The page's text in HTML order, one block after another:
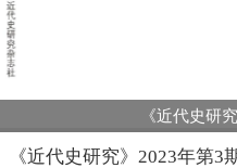
《近代史研
《近代史研究》2023年第3